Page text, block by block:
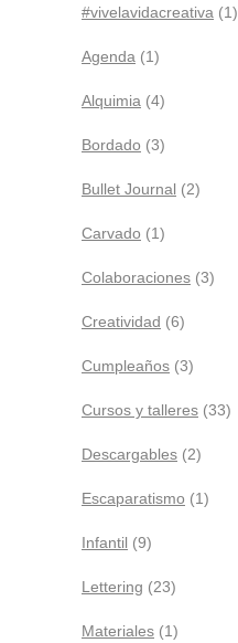
#vivelavidacreativa (1)
Agenda (1)
Alquimia (4)
Bordado (3)
Bullet Journal (2)
Carvado (1)
Colaboraciones (3)
Creatividad (6)
Cumpleaños (3)
Cursos y talleres (33)
Descargables (2)
Escaparatismo (1)
Infantil (9)
Lettering (23)
Materiales (1)